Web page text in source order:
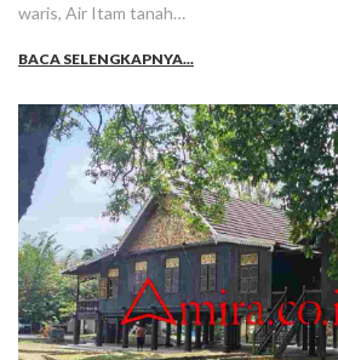
waris, Air Itam tanah…
BACA SELENGKAPNYA...